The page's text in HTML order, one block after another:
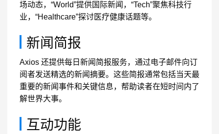
场动态，“World”提供国际新闻，“Tech”聚焦科技行
业，“Healthcare”探讨医疗健康话题等。
新闻简报
Axios 还提供每日新闻简报服务，通过电子邮件向订
阅者发送精选的新闻摘要。这些简报通常包括当天最
重要的新闻事件和关键信息，帮助读者在短时间内了
解世界大事。
互动功能